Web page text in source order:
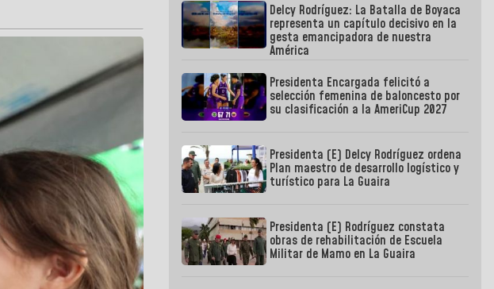
Delcy Rodríguez: La Batalla de Boyaca
representa un capítulo decisivo en la
gesta emancipadora de nuestra
América
Presidenta Encargada felicitó a
selección femenina de baloncesto por
su clasificación a la AmeriCup 2027
Presidenta (E) Delcy Rodríguez ordena
Plan maestro de desarrollo logístico y
turístico para La Guaira
Presidenta (E) Rodríguez constata
obras de rehabilitación de Escuela
Militar de Mamo en La Guaira